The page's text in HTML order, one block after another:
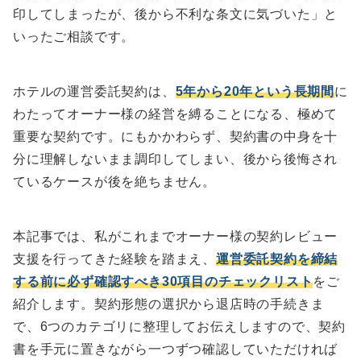
印してしまったが、後から不利な条文に気づいた」と
いったご相談です。
ホテルの運営委託契約は、 5年から20年という長期間に
わたってオーナー様の経営を縛ることになる、極めて
重要な契約です。にもかかわらず、契約書の中身を十
分に理解しないまま調印してしまい、後から後悔され
ているケースが後を絶ちません。
本記事では、私がこれまでオーナー様の契約レビュー
支援を行ってきた経験を踏まえ、 運営委託契約を締結
する前に必ず確認すべき30項目のチェックリストをご
紹介します。契約形態の選択から退店時の手続きま
で、6つのカテゴリに整理してお伝えしますので、契約
書を手元に置きながら一つずつ確認していただければ